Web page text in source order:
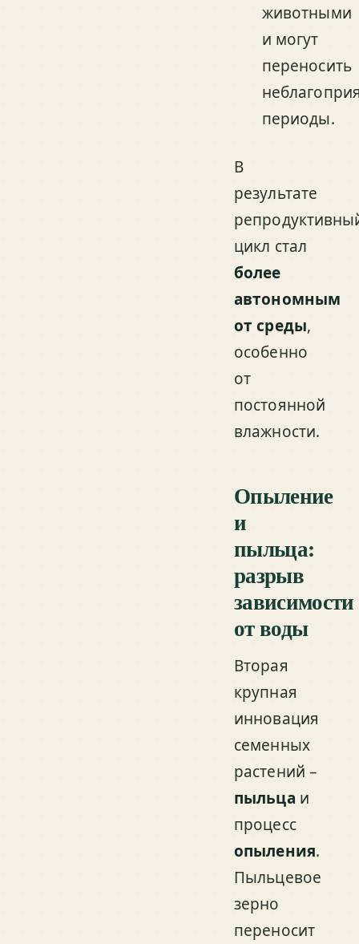
животными
и могут
переносить
периоды.
В
результате
цикл стал
более
автономным
от среды,
особенно
от
постоянной
влажности.
Опыление
и
пыльца:
разрыв
зависимости
от воды
Вторая
крупная
инновация
семенных
растений –
пыльца и
процесс
опыления.
Пыльцевое
зерно
переносит